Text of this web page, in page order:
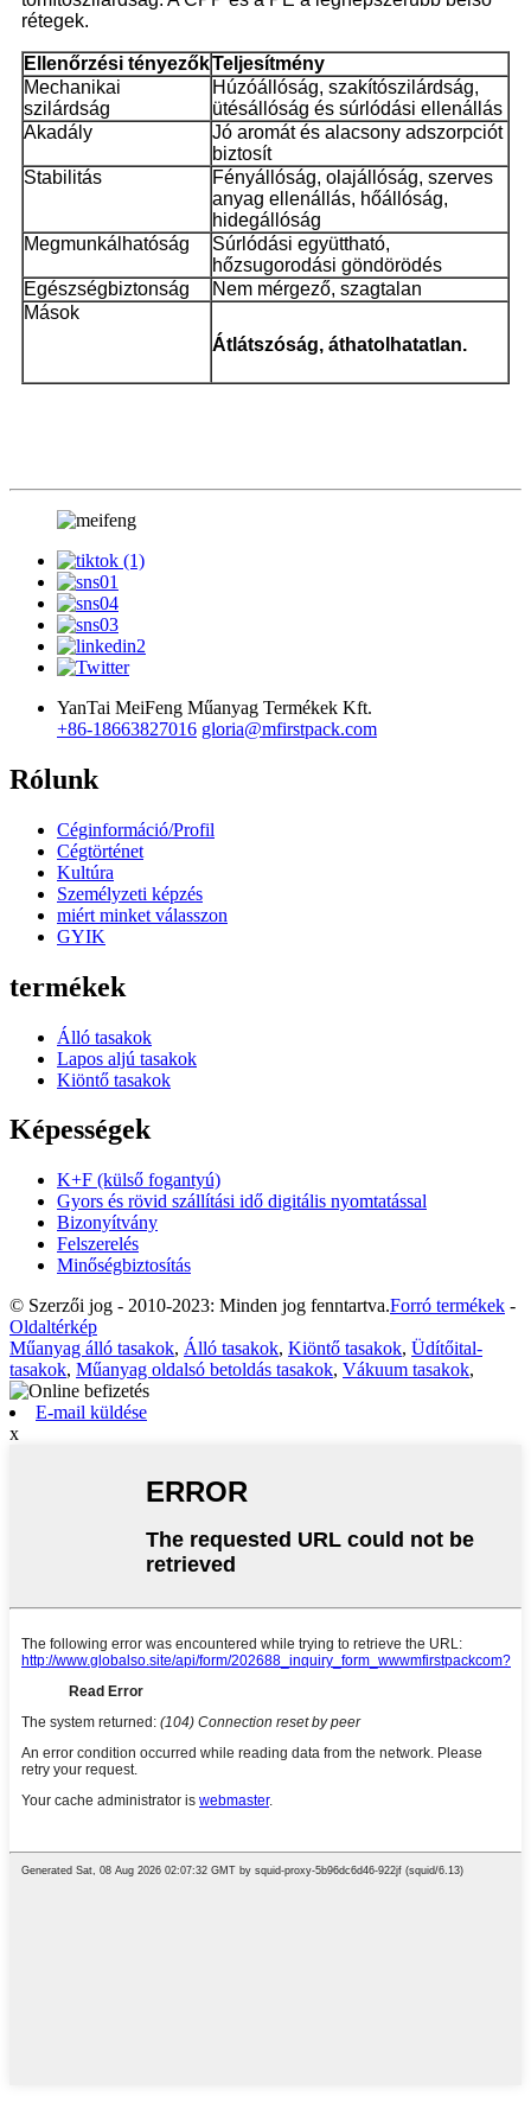
rétegek.
Ellenőrzési tényezőkTeljesítmény
Mechanikai
szilárdság
Húzóállóság, szakítószilárdság,
ütésállóság és súrlódási ellenállás
Akadály
Jó aromát és alacsony adszorpciót
biztosít
Stabilitás
Fényállóság, olajállóság, szerves
anyag ellenállás, hőállóság,
hidegállóság
Megmunkálhatóság
Súrlódási együttható,
hőzsugorodási göndörödés
Egészségbiztonság
Nem mérgező, szagtalan
Mások
Átlátszóság, áthatolhatatlan.
YanTai MeiFeng Műanyag Termékek Kft.
+86-18663827016 gloria@mfirstpack.com
Rólunk
Céginformáció/Profil
Cégtörténet
Kultúra
Személyzeti képzés
miért minket válasszon
GYIK
termékek
Álló tasakok
Lapos aljú tasakok
Kiöntő tasakok
Képességek
K+F (külső fogantyú)
Gyors és rövid szállítási idő digitális nyomtatással
Bizonyítvány
Felszerelés
Minőségbiztosítás
© Szerzői jog - 2010-2023: Minden jog fenntartva.Forró termékek -
Oldaltérkép
Műanyag álló tasakok, Álló tasakok, Kiöntő tasakok, Üdítőital-
tasakok, Műanyag oldalsó betoldás tasakok, Vákuum tasakok,
E-mail küldése
x